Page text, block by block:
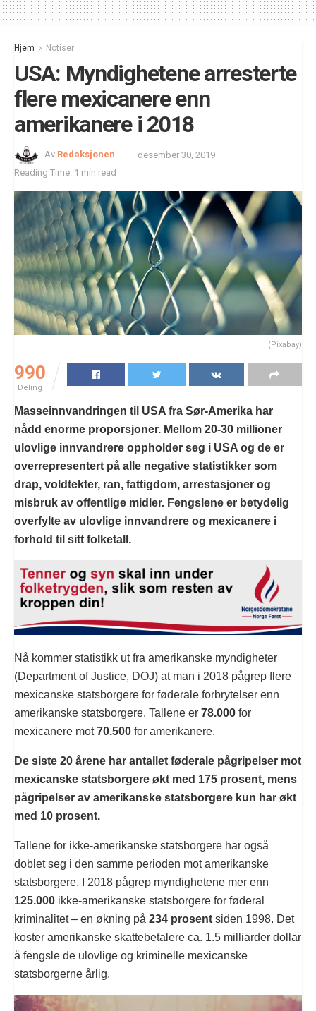
Hjem Notiser
USA: Myndighetene arresterte
flere mexicanere enn
amerikanere i 2018
Av Redaksjonen
desember 30, 2019
Reading Time: 1 min read
(Pixabay)
990
Deling
Masseinnvandringen til USA fra Sør-Amerika har
nådd enorme proporsjoner. Mellom 20-30 millioner
ulovlige innvandrere oppholder seg i USA og de er
overrepresentert på alle negative statistikker som
drap, voldtekter, ran, fattigdom, arrestasjoner og
misbruk av offentlige midler. Fengslene er betydelig
overfylte av ulovlige innvandrere og mexicanere i
forhold til sitt folketall.
Nå kommer statistikk ut fra amerikanske myndigheter
(Department of Justice, DOJ) at man i 2018 pågrep flere
mexicanske statsborgere for føderale forbrytelser enn
amerikanske statsborgere. Tallene er 78.000 for
mexicanere mot70.500 for amerikanere.
De siste 20 årene har antallet føderale pågripelser mot
mexicanske statsborgere økt med 175 prosent, mens
pågripelser av amerikanske statsborgere kun har økt
med 10 prosent.
Tallene for ikke-amerikanske statsborgere har også
doblet seg i den samme perioden mot amerikanske
statsborgere. I 2018 pågrep myndighetene mer enn
125.000 ikke-amerikanske statsborgere for føderal
kriminalitet – en økning på 234 prosent siden 1998. Det
koster amerikanske skattebetalere ca. 1.5 milliarder dollar
å fengsle de ulovlige og kriminelle mexicanske
statsborgerne årlig.